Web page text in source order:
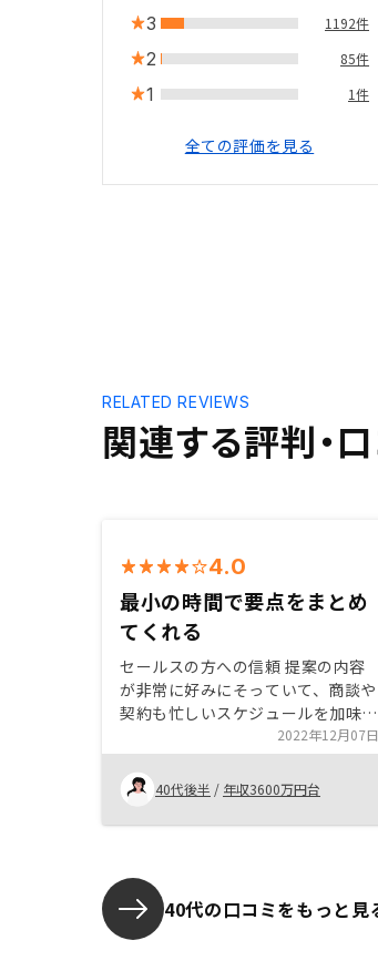
3 1192件
2 85件
1 1件
全ての評価を見る
関連する評判・
RELATED REVIEWS
4.0
最小の時間で要点をまとめ
てくれる
セールスの方への信頼 提案の内容
が非常に好みにそっていて、商談や
契約も忙しいスケジュールを加味し
て進みやすいように加味してくれま
す。契約もスムーズで短時間で出来
るように考慮してくれます。 シュ
ミレーションによりどのような利益
不利益が有るかクリアです。リスク
2022年12月07日
40代後半 / 年収3600万円台
40代の口コミをもっと見